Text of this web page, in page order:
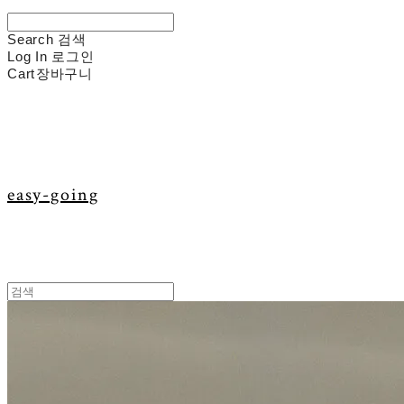
Search 검색
Log In 로그인
Cart장바구니
easy-going